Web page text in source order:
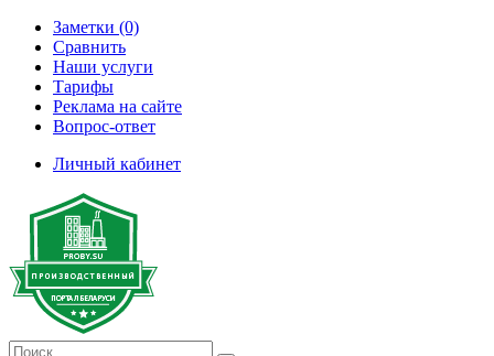
Заметки (0)
Сравнить
Наши услуги
Тарифы
Реклама на сайте
Вопрос-ответ
Личный кабинет